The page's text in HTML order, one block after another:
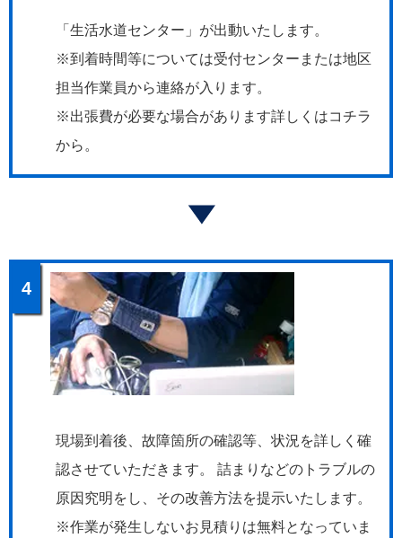
「生活水道センター」が出動いたします。
※到着時間等については受付センターまたは地区
担当作業員から連絡が入ります。
※出張費が必要な場合があります詳しくはコチラ
から。
4
現場到着後、故障箇所の確認等、状況を詳しく確
認させていただきます。 詰まりなどのトラブルの
原因究明をし、その改善方法を提示いたします。
※作業が発生しないお見積りは無料となっていま